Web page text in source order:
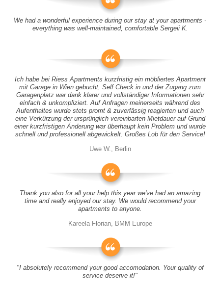
We had a wonderful experience during our stay at your apartments -
everything was well-maintained, comfortable Sergeii K.
Ich habe bei Riess Apartments kurzfristig ein möbliertes Apartment
mit Garage in Wien gebucht, Self Check in und der Zugang zum
Garagenplatz war dank klarer und vollständiger Informationen sehr
einfach & unkompliziert. Auf Anfragen meinerseits während des
Aufenthaltes wurde stets promt & zuverlässig reagierten und auch
eine Verkürzung der ursprünglich vereinbarten Mietdauer auf Grund
einer kurzfristigen Änderung war überhaupt kein Problem und wurde
schnell und professionell abgewickelt. Großes Lob für den Service!
Uwe W., Berlin
Thank you also for all your help this year we've had an amazing
time and really enjoyed our stay. We would recommend your
apartments to anyone.
Kareela Florian, BMM Europe
"I absolutely recommend your good accomodation. Your quality of
service deserve it!"